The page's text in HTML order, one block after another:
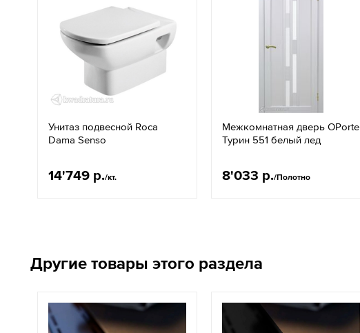
Унитаз подвесной Roca
Dama Senso
14'749 р./кт.
Межкомнатная дверь OPorte
Турин 551 белый лед
8'033 р./Полотно
Другие товары этого раздела